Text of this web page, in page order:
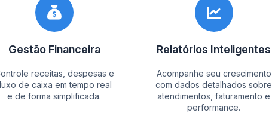
Gestão Financeira
receitas, despesas e
de caixa em tempo real
e de forma simplificada.
Relatórios Inteligentes
Acompanhe seu crescimento
com dados detalhados sobre
atendimentos, faturamento e
performance.